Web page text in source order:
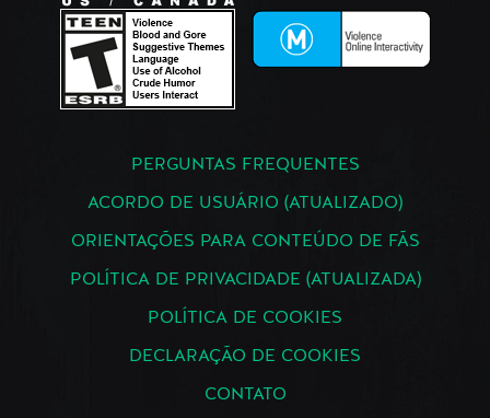
PERGUNTAS FREQUENTES
ACORDO DE USUÁRIO (ATUALIZADO)
ORIENTAÇÕES PARA CONTEÚDO DE FÃS
POLÍTICA DE PRIVACIDADE (ATUALIZADA)
POLÍTICA DE COOKIES
DECLARAÇÃO DE COOKIES
CONTATO